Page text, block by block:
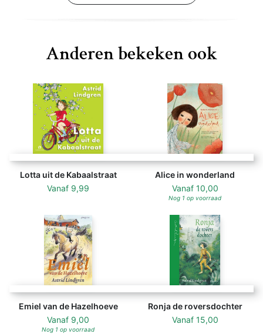
door de sneeuwhopen naar huis lopen, zien ze een
Anderen bekeken ook
Lotta uit de Kabaalstraat
Vanaf 9,99
Alice in wonderland
Vanaf 10,00
Nog 1 op voorraad
Emiel van de Hazelhoeve
Vanaf 9,00
Nog 1 op voorraad
Ronja de roversdochter
Vanaf 15,00